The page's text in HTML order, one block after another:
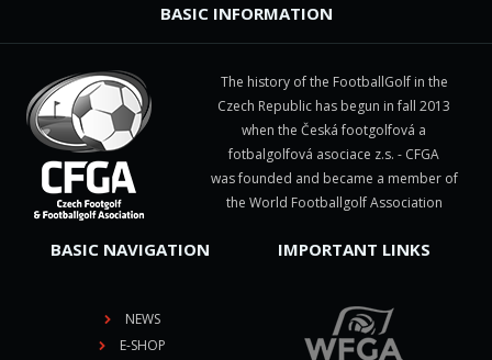
BASIC INFORMATION
The history of the FootballGolf in the
Czech Republic has begun in fall 2013
when the Česká footgolfová a
fotbalgolfová asociace z.s. - CFGA
was founded and became a member of
the World Footballgolf Association
BASIC NAVIGATION
NEWS
E-SHOP
IMPORTANT LINKS